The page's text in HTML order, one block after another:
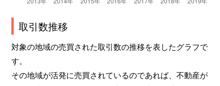
取引数推移
対象の地域の売買された取引数の推移を表したグラフで
す。
その地域が活発に売買されているのであれば、不動産が